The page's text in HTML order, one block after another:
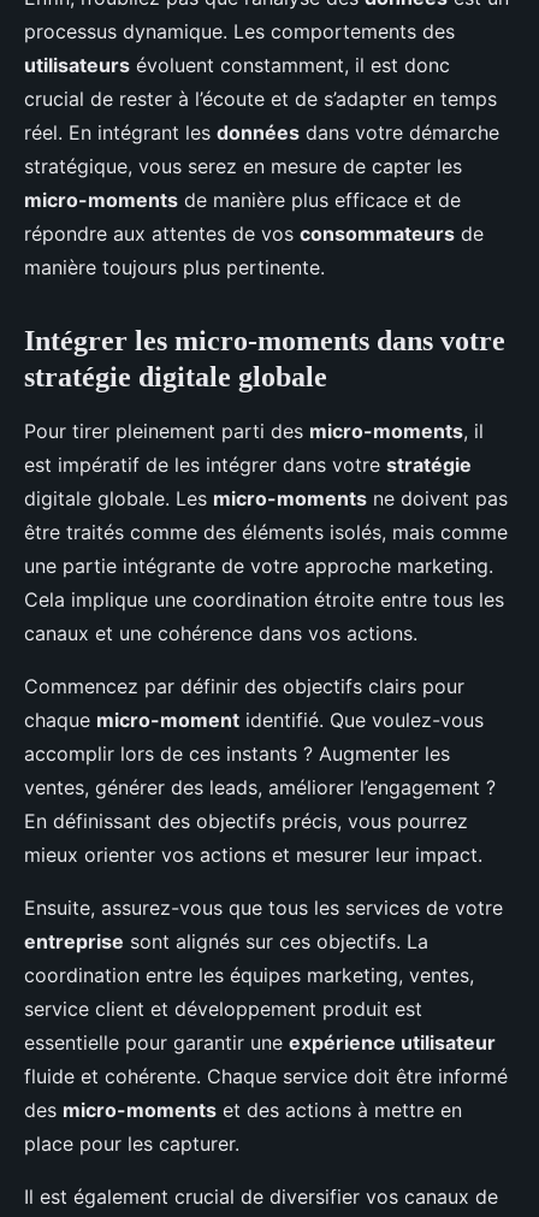
processus dynamique. Les comportements des
utilisateurs évoluent constamment, il est donc
crucial de rester à l’écoute et de s’adapter en temps
réel. En intégrant les données dans votre démarche
stratégique, vous serez en mesure de capter les
micro-moments de manière plus efficace et de
répondre aux attentes de vos consommateurs de
manière toujours plus pertinente.
Intégrer les micro-moments dans votre
stratégie digitale globale
Pour tirer pleinement parti des micro-moments, il
est impératif de les intégrer dans votre stratégie
digitale globale. Les micro-moments ne doivent pas
être traités comme des éléments isolés, mais comme
une partie intégrante de votre approche marketing.
Cela implique une coordination étroite entre tous les
canaux et une cohérence dans vos actions.
Commencez par définir des objectifs clairs pour
chaque micro-moment identifié. Que voulez-vous
accomplir lors de ces instants ? Augmenter les
ventes, générer des leads, améliorer l’engagement ?
En définissant des objectifs précis, vous pourrez
mieux orienter vos actions et mesurer leur impact.
Ensuite, assurez-vous que tous les services de votre
entreprise sont alignés sur ces objectifs. La
coordination entre les équipes marketing, ventes,
service client et développement produit est
essentielle pour garantir une expérience utilisateur
fluide et cohérente. Chaque service doit être informé
des micro-moments et des actions à mettre en
place pour les capturer.
Il est également crucial de diversifier vos canaux de